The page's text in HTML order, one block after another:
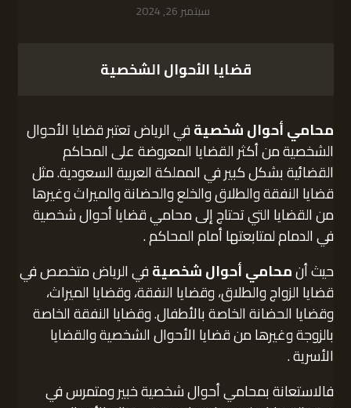
سبتمبر 26, 2024
قضايا الأحوال الشخصية
محامي أحوال شخصيةفي الرياض تعتبر قضايا الأحوال
الشخصية من أكثر القضايا المعروضة على المحاكم
القضائية بشكل كبير في المملكة العربية السعودية. مثل
قضايا النفقة والطلاق والخلع والحضانة والميراث وغيرها
من القضايا التي تحتاج إلى محامي قضايا أحوال شخصية
في الدمام لمتابعتها أمام المحاكم .
حيث أنمحامي أحوال شخصيةفي الرياض متخصص في
قضايا الزواج والطلاق، وقضايا النفقة، وقضايا الميراث،
وقضايا الحضانة الخاصة بالأطفال. وقضايا النفقة الخاصة
بالزوجة وغيرها من قضايا الأحوال الشخصية والقضايا
الأسرية .
فالاستعانة بمحامي أحوال شخصية خبير ومتمرس في